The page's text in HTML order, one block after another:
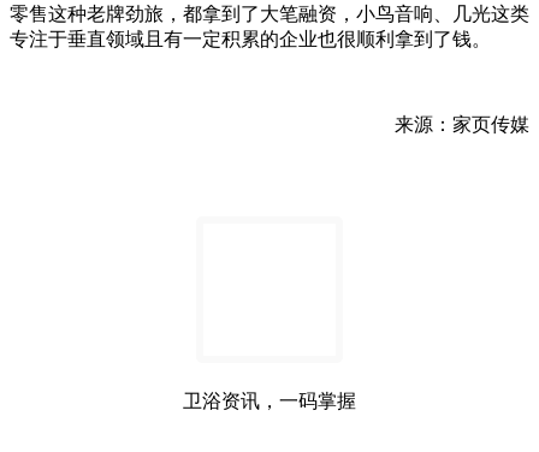
零售这种老牌劲旅，都拿到了大笔融资，小鸟音响、几光这类
专注于垂直领域且有一定积累的企业也很顺利拿到了钱。
来源：家页传媒
卫浴资讯，一码掌握